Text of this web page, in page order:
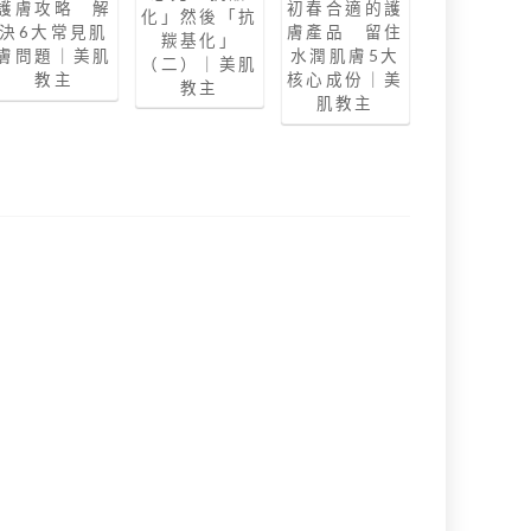
膚攻略 解
決6大常見肌
問題｜美肌
教主
化」然後「抗
羰基化」
（二）｜美肌
教主
初春合適的護
膚產品 留住
水潤肌膚5大
核心成份｜美
肌教主